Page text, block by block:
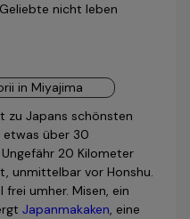
nicht leben
zu Japans schönsten
etwas über 30
20 Kilometer
unmittelbar vor Honshu.
umher. Misen, ein
Japanmakaken, eine